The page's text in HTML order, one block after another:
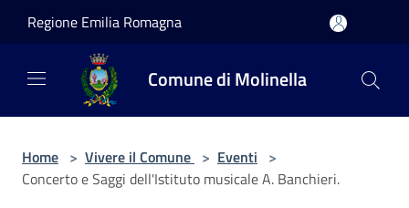
Regione Emilia Romagna
Comune di Molinella
Home > Vivere il Comune > Eventi >
Concerto e Saggi dell'Istituto musicale A. Banchieri.